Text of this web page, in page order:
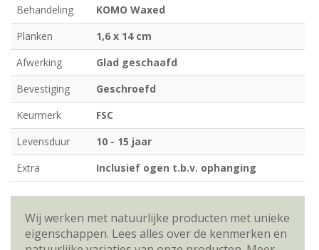
Behandeling
KOMO Waxed
Planken
1,6 x 14 cm
Afwerking
Glad geschaafd
Bevestiging
Geschroefd
Keurmerk
FSC
Levensduur
10 - 15 jaar
Extra
Inclusief ogen t.b.v. ophanging
Wij werken met natuurlijke producten met unieke
eigenschappen. Lees alles over de kenmerken en